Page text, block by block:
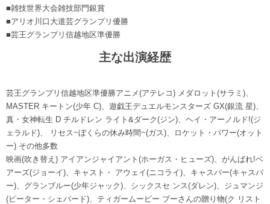
■雑技世界大会雑技部門銀賞
■アリオ川口大道芸グランプリ優勝
■芸王グランプリ信越地区準優勝
主な出演経歴
芸王グランプリ信越地区準優勝アニメ(アテレコ) メダロット(サラミ)、
MASTER キートン(少年 C)、遊戯王デュエルモンスターズ GX(銀流 星)、
真・女神転生 D チルドレン ライト&ダーク(ジン)、ヘイ・アーノルド!(ジ
ェラルド)、 リセス~ぼくらの休み時間~(ガス)、ロケット・パワー(オット
ー) その他多数
映画(吹き替え) アイアンジャイアント(ホーガス・ヒューズ)、がんばれ!ベ
アーズ(ジョーイ)、キャスト・ アウェイ(ニコライ)、キャスパー(キャスパ
ー)、グランブルー(少年ジャック)、シックスセ ンス(ダレン)、ジュマンジ
(ピーター・シェパード)、ティガームービー プーさんの贈り物(ク リスト